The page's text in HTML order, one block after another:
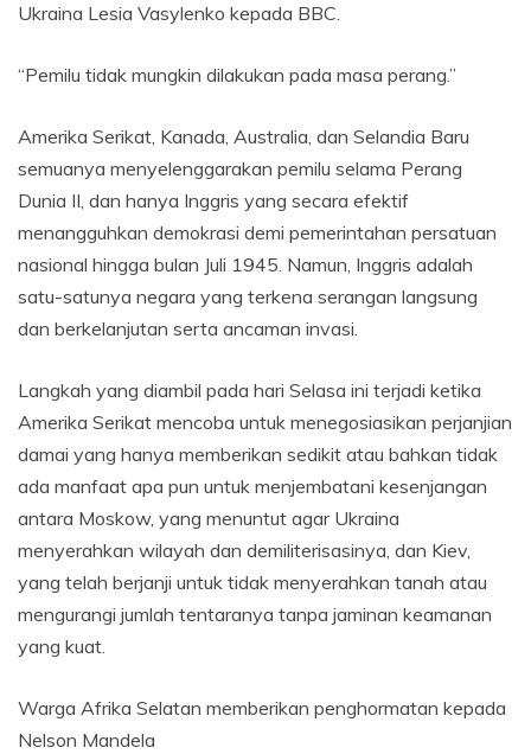
Ukraina Lesia Vasylenko kepada BBC.
“Pemilu tidak mungkin dilakukan pada masa perang.”
Amerika Serikat, Kanada, Australia, dan Selandia Baru
semuanya menyelenggarakan pemilu selama Perang
Dunia II, dan hanya Inggris yang secara efektif
menangguhkan demokrasi demi pemerintahan persatuan
nasional hingga bulan Juli 1945. Namun, Inggris adalah
satu-satunya negara yang terkena serangan langsung
dan berkelanjutan serta ancaman invasi.
Langkah yang diambil pada hari Selasa ini terjadi ketika
Amerika Serikat mencoba untuk menegosiasikan perjanjian
damai yang hanya memberikan sedikit atau bahkan tidak
ada manfaat apa pun untuk menjembatani kesenjangan
antara Moskow, yang menuntut agar Ukraina
menyerahkan wilayah dan demiliterisasinya, dan Kiev,
yang telah berjanji untuk tidak menyerahkan tanah atau
mengurangi jumlah tentaranya tanpa jaminan keamanan
yang kuat.
Warga Afrika Selatan memberikan penghormatan kepada
Nelson Mandela